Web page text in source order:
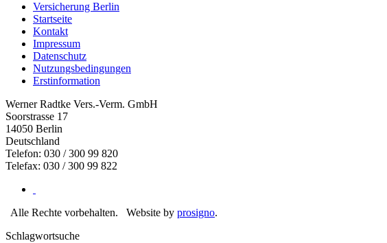
Versicherung Berlin
Startseite
Kontakt
Impressum
Datenschutz
Nutzungsbedingungen
Erstinformation
Werner Radtke Vers.-Verm. GmbH
Soorstrasse 17
14050 Berlin
Deutschland
Telefon: 030 / 300 99 820
Telefax: 030 / 300 99 822
Alle Rechte vorbehalten. Website by prosigno.
Schlagwortsuche